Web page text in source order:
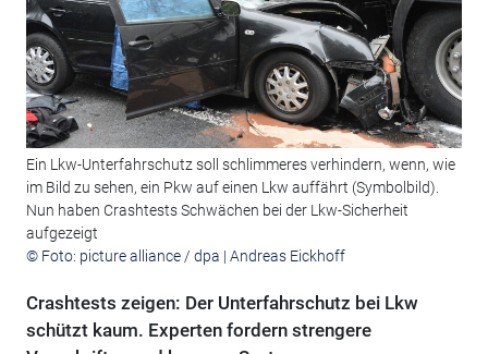
Ein Lkw-Unterfahrschutz soll schlimmeres verhindern, wenn, wie
im Bild zu sehen, ein Pkw auf einen Lkw auffährt (Symbolbild).
Nun haben Crashtests Schwächen bei der Lkw-Sicherheit
aufgezeigt
© Foto: picture alliance / dpa | Andreas Eickhoff
Crashtests zeigen: Der Unterfahrschutz bei Lkw
schützt kaum. Experten fordern strengere